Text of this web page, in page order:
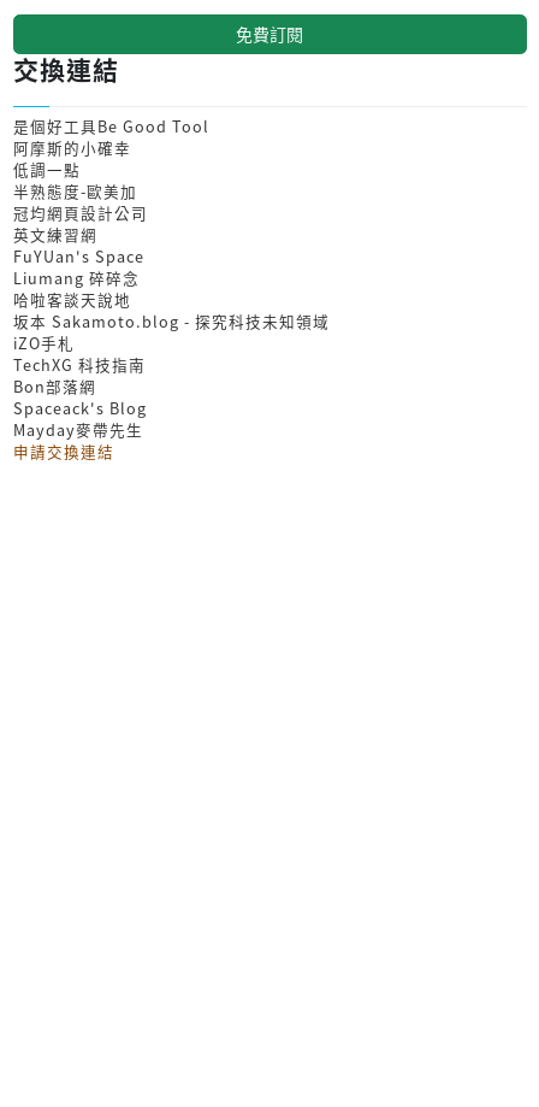
免費訂閱
交換連結
是個好工具Be Good Tool
阿摩斯的小確幸
低調一點
半熟態度-歐美加
冠均網頁設計公司
英文練習網
FuYUan's Space
Liumang 碎碎念
哈啦客談天說地
坂本 Sakamoto.blog - 探究科技未知領域
iZO手札
TechXG 科技指南
Bon部落網
Spaceack's Blog
Mayday麥帶先生
申請交換連結